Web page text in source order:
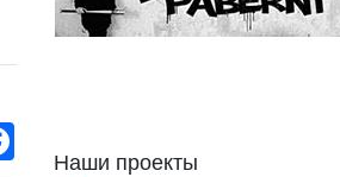
Facebook
Наши проекты